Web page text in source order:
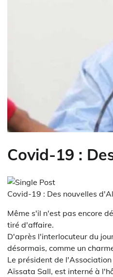
Covid-19 :
Covid-19 : Des nouvelles
Même s'il n'est pas encore
tiré d'affaire.
D'après l'interlocuteur du
désormais, comme un
Le président de
Aïssata Sall, est interné à